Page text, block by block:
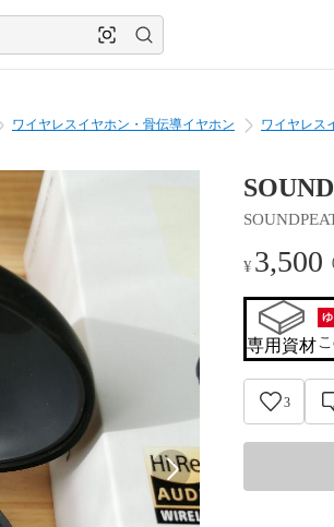
ワイヤレスイヤホン・骨伝導イヤホン ワイヤレス
¥ 3,500
専用資材
3